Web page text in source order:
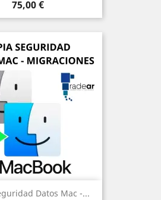
Precio
75,00 €
Datos Mac -...